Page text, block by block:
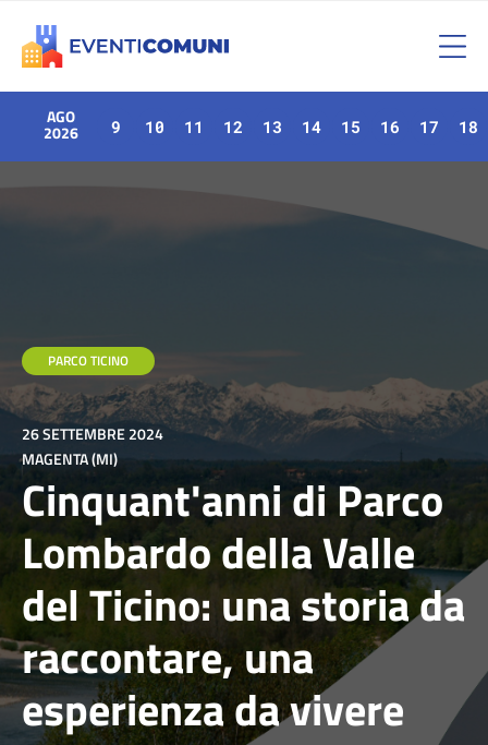
AGO
2026 9 10 11 12 13 14 15 16 17 18
PARCO TICINO
26 SETTEMBRE 2024
MAGENTA (MI)
Cinquant'anni di Parco
Lombardo della Valle
del Ticino: una storia da
raccontare, una
esperienza da vivere